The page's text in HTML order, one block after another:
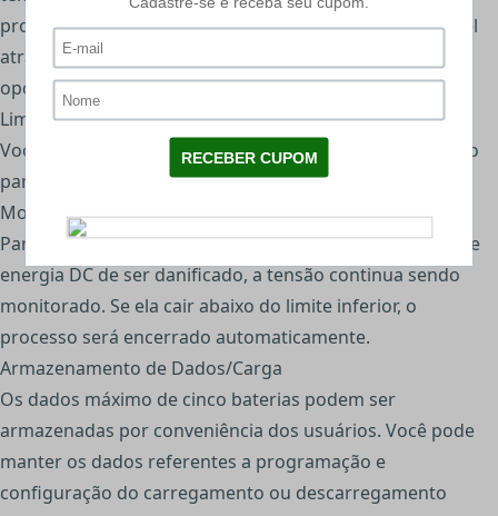
processo vai ser terminado.* Esta função está disponível
através da ligação do termometro de temperatura
opcional, que não está incluído no nosso pacote.
Limite de Tempo do Processamento
Você também pode limitar o tempo máximo de processo
para evitar qualquer possível defeito.
Monitoramento de Potência de Entrada
Para proteger a bateria do carro usado como entrada de
energia DC de ser danificado, a tensão continua sendo
monitorado. Se ela cair abaixo do limite inferior, o
processo será encerrado automaticamente.
Armazenamento de Dados/Carga
Os dados máximo de cinco baterias podem ser
armazenadas por conveniência dos usuários. Você pode
manter os dados referentes a programação e
configuração do carregamento ou descarregamento